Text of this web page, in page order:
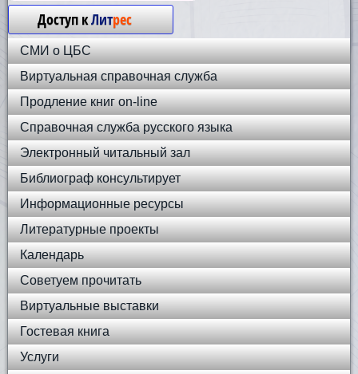
Доступ кЛитрес
СМИ о ЦБС
Виртуальная справочная служба
Продление книг on-line
Справочная служба русского языка
Электронный читальный зал
Библиограф консультирует
Информационные ресурсы
Литературные проекты
Календарь
Советуем прочитать
Виртуальные выставки
Гостевая книга
Услуги